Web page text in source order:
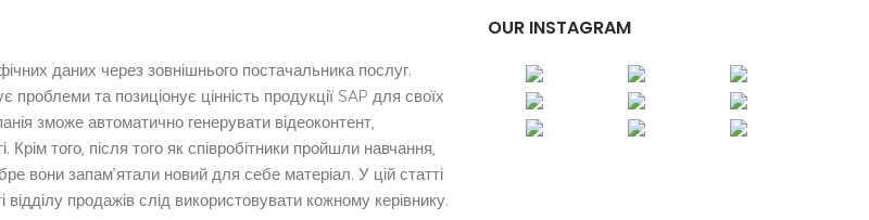
даних через зовнішнього постачальника послуг.
та позиціонує цінність продукції SAP для своїх
зможе автоматично генерувати відеоконтент,
того, після того як співробітники пройшли навчання,
вони запам’ятали новий для себе матеріал. У цій статті
продажів слід використовувати кожному керівнику.
OUR INSTAGRAM